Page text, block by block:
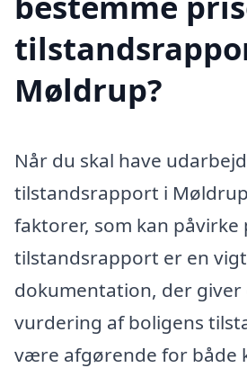
Møldrup?
Når du skal have
tilstandsrapport i
faktorer, som kan påvirke
tilstandsrapport er en
dokumentation, der giver
vurdering af boligens
være afgørende for både